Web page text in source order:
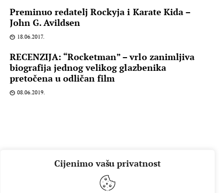
Cijenimo vašu privatnost
Preminuo redatelj Rockyja i Karate Kida –
John G. Avildsen
18.06.2017.
RECENZIJA: “Rocketman” – vrlo zanimljiva
biografija jednog velikog glazbenika
pretočena u odličan film
08.06.2019.